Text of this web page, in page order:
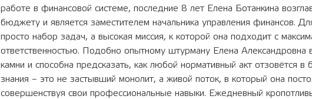
работе в финансовой системе, последние 8 лет Елена Ботанкина
бюджету и является заместителем начальника управления финансов.
просто набор задач, а высокая миссия, к которой она подходит с
ответственностью. Подобно опытному штурману Елена Александровна
камни и способна предсказать, как любой нормативный акт отзовётся
знания – это не застывший монолит, а живой поток, в который она
совершенствуя свои профессиональные навыки. Ежедневный